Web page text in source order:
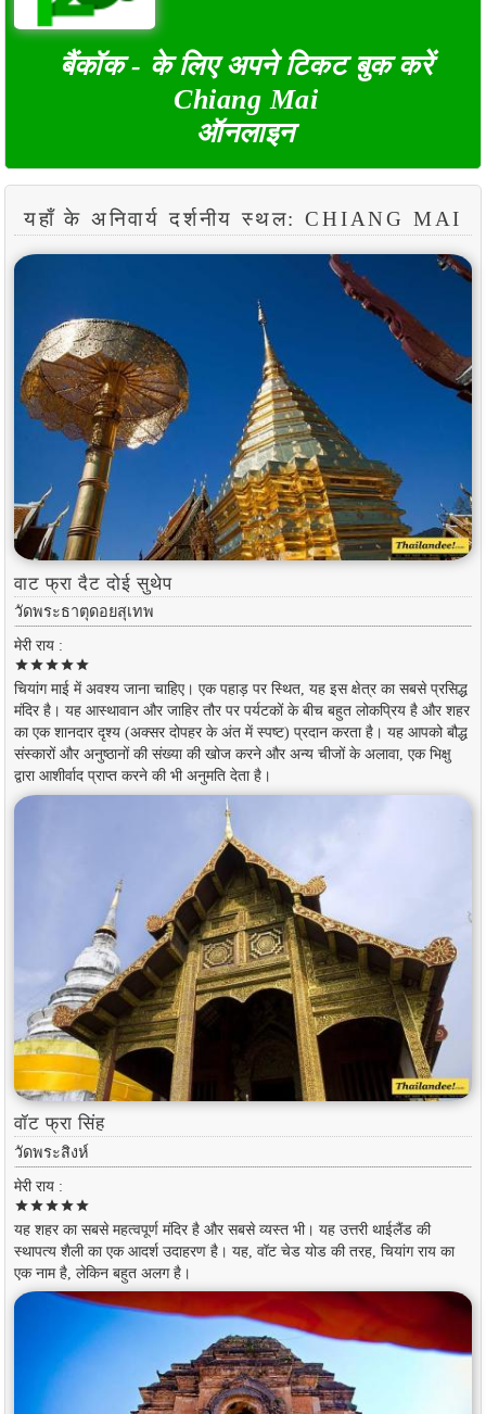
बैंकॉक - के लिए अपने टिकट बुक करें
Chiang Mai
ऑनलाइन
यहाँ के अनिवार्य दर्शनीय स्थल: CHIANG MAI
वाट फ्रा दैट दोई सुथेप
วัดพระธาตุดอยสุเทพ
मेरी राय :
starstarstarstarstar
चियांग माई में अवश्य जाना चाहिए। एक पहाड़ पर स्थित, यह इस क्षेत्र का सबसे प्रसिद्ध
मंदिर है। यह आस्थावान और जाहिर तौर पर पर्यटकों के बीच बहुत लोकप्रिय है और शहर
का एक शानदार दृश्य (अक्सर दोपहर के अंत में स्पष्ट) प्रदान करता है। यह आपको बौद्ध
संस्कारों और अनुष्ठानों की संख्या की खोज करने और अन्य चीजों के अलावा, एक भिक्षु
द्वारा आशीर्वाद प्राप्त करने की भी अनुमति देता है।
वॉट फ्रा सिंह
วัดพระสิงห์
मेरी राय :
starstarstarstarstar
यह शहर का सबसे महत्वपूर्ण मंदिर है और सबसे व्यस्त भी। यह उत्तरी थाईलैंड की
स्थापत्य शैली का एक आदर्श उदाहरण है। यह, वॉट चेड योड की तरह, चियांग राय का
एक नाम है, लेकिन बहुत अलग है।